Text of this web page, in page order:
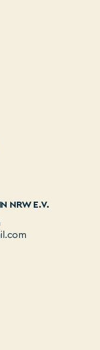
NRW E.V.